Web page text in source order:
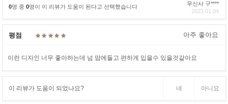
0명 중 0명이 이 리뷰가 도움이 된다고 선택했습니다
무신사 구****
2023.01.04
평점 아주 좋아요
이런 디자인 너무 좋아하는데 넘 맘에들고 편하게 입을수 있을것같아요
이 리뷰가 도움이 되었나요? 네 아니요